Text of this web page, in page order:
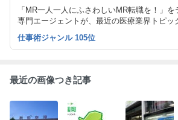
「MR一人一人にふさわしいMR転職を！」
専門エージェントが、最近の医療業界トピッ
人情報等をお伝えするブログです。
仕事術ジャンル 105位
最近の画像つき記事